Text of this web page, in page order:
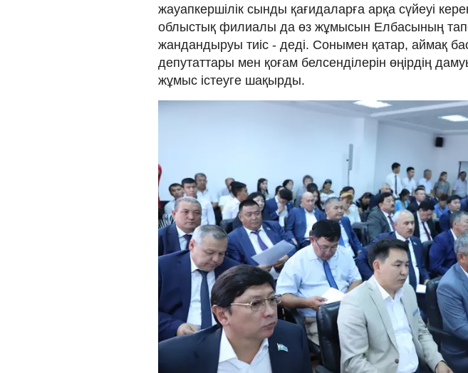
жауапкершілік сынды қағидаларға арқа сүйеуі
облыстық филиалы да өз жұмысын Елбасының
жандандыруы тиіс - деді. Сонымен қатар, аймақ
депутаттары мен қоғам белсенділерін өңірдің
жұмыс істеуге шақырды.